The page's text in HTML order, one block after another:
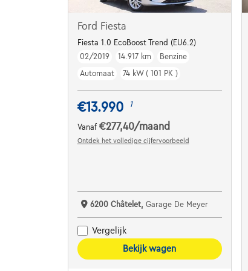
Ford Fiesta
Fiesta 1.0 EcoBoost Trend (EU6.2)
02/2019
14.917 km
Benzine
Automaat
74 kW ( 101 PK )
€13.990 1
Vanaf €277,40/maand
Ontdek het volledige cijfervoorbeeld
6200 Châtelet, Garage De Meyer
Vergelijk
Bekijk wagen